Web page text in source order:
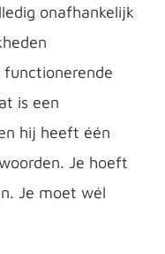
onafhankelijk
functionerende
is een
hij heeft één
Je hoeft
Je moet wél